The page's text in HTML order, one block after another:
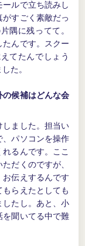
ルで立ち読みし
すごく素敵だっ
隅に残ってて。
たんです。スクー
てたんでしょう
た。
候補はどんな会
しました。担当い
、パソコンを操作
るんです。ここ
だくのですが、
伝えするんです
らえたとしても
したし。あと、小
を聞いてる中で難